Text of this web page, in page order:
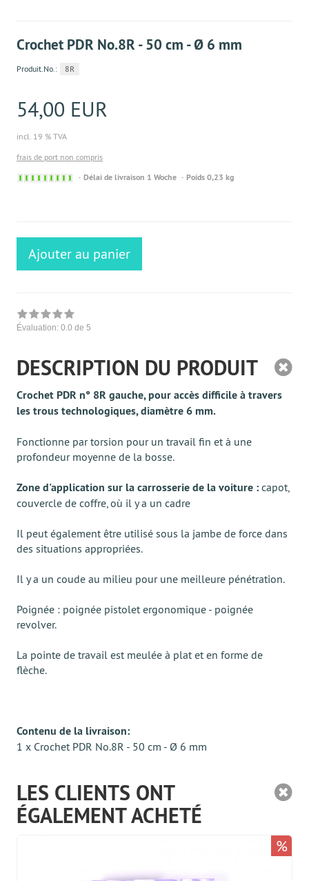
Crochet PDR No.8R - 50 cm - Ø 6 mm
Produit.No.: 8R
54,00 EUR
incl. 19 % TVA
frais de port non compris
Sofort
Délai de livraison 1 Woche Poids 0,23 kg
Ajouter au panier
Évaluation: 0.0 de 5
DESCRIPTION DU PRODUIT
Crochet PDR n° 8R gauche, pour accès difficile à travers
les trous technologiques, diamètre 6 mm.
Fonctionne par torsion pour un travail fin et à une
profondeur moyenne de la bosse.
Zone d'application sur la carrosserie de la voiture : capot,
couvercle de coffre, où il y a un cadre
Il peut également être utilisé sous la jambe de force dans
des situations appropriées.
Il y a un coude au milieu pour une meilleure pénétration.
Poignée : poignée pistolet ergonomique - poignée
revolver.
La pointe de travail est meulée à plat et en forme de
flèche.
Contenu de la livraison:
1 x Crochet PDR No.8R - 50 cm - Ø 6 mm
LES CLIENTS ONT
ÉGALEMENT ACHETÉ
%